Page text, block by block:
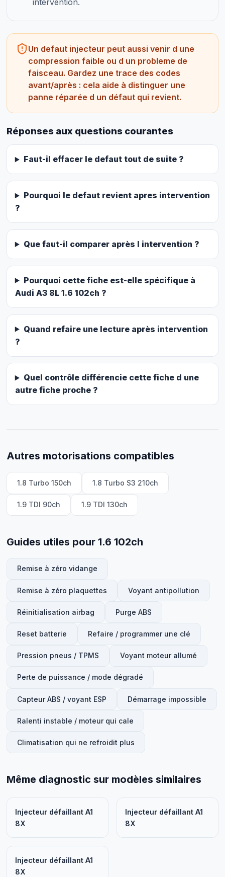
Un defaut injecteur peut aussi venir d une
compression faible ou d un probleme de
faisceau. Gardez une trace des codes
avant/après : cela aide à distinguer une
panne réparée d un défaut qui revient.
Réponses aux questions courantes
Faut-il effacer le defaut tout de suite ?
Pourquoi le defaut revient apres intervention
?
Que faut-il comparer après l intervention ?
Pourquoi cette fiche est-elle spécifique à
Audi A3 8L 1.6 102ch ?
Quand refaire une lecture après intervention
?
Quel contrôle différencie cette fiche d une
autre fiche proche ?
Autres motorisations compatibles
1.8 Turbo 150ch 1.8 Turbo S3 210ch
1.9 TDI 90ch 1.9 TDI 130ch
Guides utiles pour 1.6 102ch
Remise à zéro vidange
Remise à zéro plaquettes Voyant antipollution
Réinitialisation airbag Purge ABS
Reset batterie Refaire / programmer une clé
Pression pneus / TPMS Voyant moteur allumé
Perte de puissance / mode dégradé
Capteur ABS / voyant ESP Démarrage impossible
Ralenti instable / moteur qui cale
Climatisation qui ne refroidit plus
Même diagnostic sur modèles similaires
Injecteur défaillant A1
8X
Injecteur défaillant A1
8X
Injecteur défaillant A1
8X